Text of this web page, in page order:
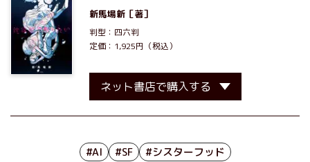
新馬場新 ［著］
判型：四六判
定価：1,925円（税込）
ネット書店で購入する
#AI #SF #シスターフッド